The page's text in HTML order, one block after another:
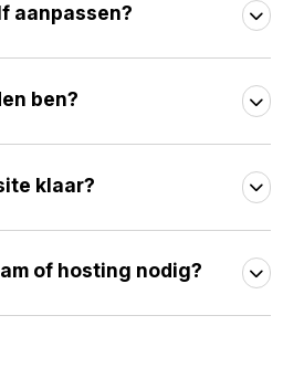
aanpassen?
ben?
klaar?
of hosting nodig?